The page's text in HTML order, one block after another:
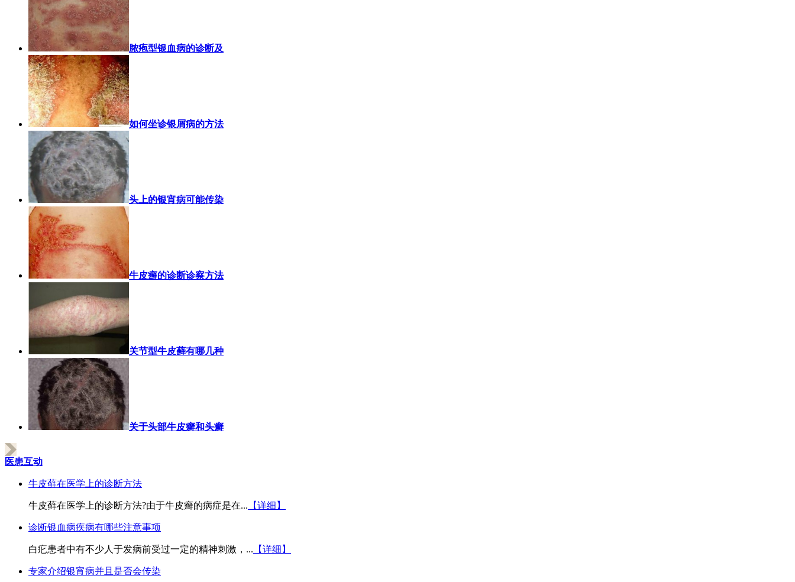
脓疱型银血病的诊断及
如何坐诊银屑病的方法
头上的银宵病可能传染
牛皮癣的诊断诊察方法
关节型牛皮藓有哪几种
关于头部牛皮癣和头癣
医患互动
牛皮藓在医学上的诊断方法
牛皮藓在医学上的诊断方法?由于牛皮癣的病症是在... 【详细】
诊断银血病疾病有哪些注意事项
白疕患者中有不少人于发病前受过一定的精神刺激，... 【详细】
专家介绍银宵病并且是否会传染